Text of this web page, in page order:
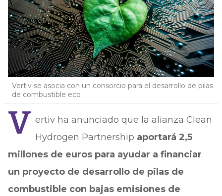
Vertiv se asocia con un consorcio para el desarrollo de pilas
de combustible eco
V ertiv ha anunciado que la alianza Clean
Hydrogen Partnership aportará 2,5
millones de euros para ayudar a financiar
un proyecto de desarrollo de pilas de
combustible con bajas emisiones de